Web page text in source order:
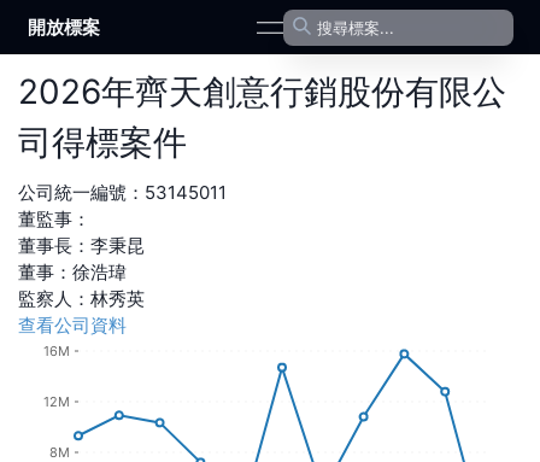
開放標案 open navigation menu
2026年齊天創意行銷股份有限公
司得標案件
公司統一編號： 53145011
董監事：
董事長 ： 李秉昆
董事 ： 徐浩瑋
監察人 ： 林秀英
查看公司資料
8M
12M
16M